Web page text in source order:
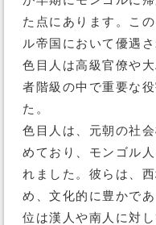
た点にあります。こ
ル帝国において優遇
色目人は高級官僚や
者階級の中で重要な
た。
色目人は、元朝の社
めており、モンゴル
れました。彼らは、
め、文化的に豊かで
位は漢人や南人に対